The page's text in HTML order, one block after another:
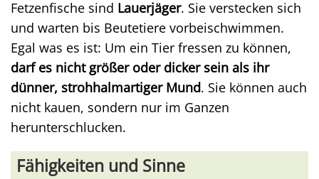
Fetzenfische sind Lauerjäger. Sie verstecken sich
und warten bis Beutetiere vorbeischwimmen.
Egal was es ist: Um ein Tier fressen zu können,
darf es nicht größer oder dicker sein als ihr
dünner, strohhalmartiger Mund. Sie können auch
nicht kauen, sondern nur im Ganzen
herunterschlucken.
Fähigkeiten und Sinne